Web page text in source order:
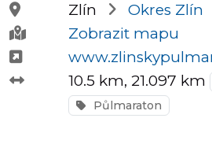
Virtuální
závody
Dětské
Zlín Okres Zlín
Zobrazit mapu
10.5 km, 21.097 km
Půlmaraton